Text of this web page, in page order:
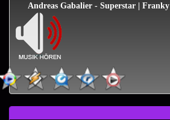
Andreas Gabalier - Superstar | Franky